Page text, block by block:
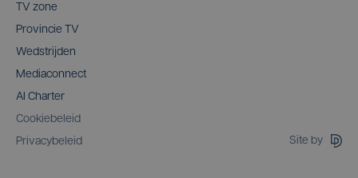
TV zone
Provincie TV
Wedstrijden
Mediaconnect
AI Charter
Cookiebeleid
Privacybeleid
Site by